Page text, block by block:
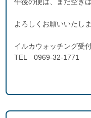
よろしくお願いいたしま
イルカウォッチング受
TEL 0969-32-1771